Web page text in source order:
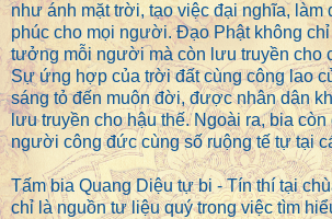
như ánh mặt trời, tạo việc đại nghĩa, làm
phúc cho mọi người. Đạo Phật không
tưởng mỗi người mà còn lưu truyền cho
Sự ứng hợp của trời đất cùng công lao
sáng tỏ đến muôn đời, được nhân dân
lưu truyền cho hậu thế. Ngoài ra, bia
người công đức cùng số ruộng tế tự tại
Tấm bia Quang Diệu tự bi - Tín thí tại
chỉ là nguồn tư liệu quý trong việc tìm